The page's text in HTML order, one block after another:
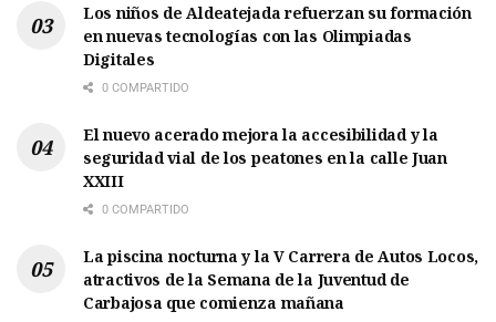
Los niños de Aldeatejada refuerzan su formación
en nuevas tecnologías con las Olimpiadas
Digitales
0 COMPARTIDO
El nuevo acerado mejora la accesibilidad y la
seguridad vial de los peatones en la calle Juan
XXIII
0 COMPARTIDO
La piscina nocturna y la V Carrera de Autos Locos,
atractivos de la Semana de la Juventud de
Carbajosa que comienza mañana